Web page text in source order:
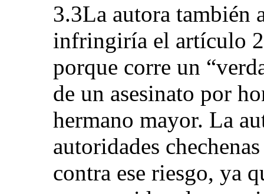
3.3La autora también
infringiría el artículo
porque corre un
de un asesinato por
hermano mayor. La
autoridades
contra ese riesgo, ya